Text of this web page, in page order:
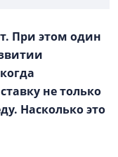
При этом один
не только
Насколько это